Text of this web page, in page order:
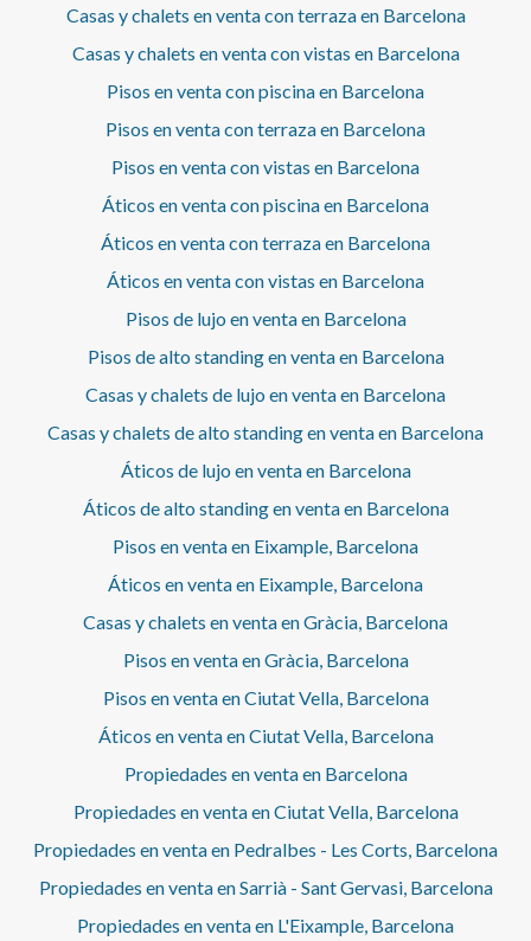
sereno y actual. El entorno ofrece el ritmo auténtico de
Gràcia, con comercios de proximidad, restaurantes y
servicios a pocos pasos, además de una excelente
conexión mediante metro y autobús. Es un punto de
Barcelona donde la vida diaria se hace cómoda: se puede
trabajar en el centro, volver caminando por calles
tranquilas y tener zonas verdes cerca para desconectar.
renunciar a cierta calma. Una oportunidad para estrenar
un piso de 3 habitaciones en Gràcia Nova, con luz natural,
entrega tras reforma, aProperties Real Estate te invita a
descubrir un hogar donde empezar una nueva etapa con
precio y disponibilidad bajo consulta. Las imágenes son
renders.
Casas y chalets en venta con terraza en Barcelona
Casas y chalets en venta con vistas en Barcelona
Pisos en venta con piscina en Barcelona
Pisos en venta con terraza en Barcelona
Pisos en venta con vistas en Barcelona
Áticos en venta con piscina en Barcelona
Áticos en venta con terraza en Barcelona
Áticos en venta con vistas en Barcelona
Pisos de lujo en venta en Barcelona
Pisos de alto standing en venta en Barcelona
Casas y chalets de lujo en venta en Barcelona
Casas y chalets de alto standing en venta en Barcelona
Áticos de lujo en venta en Barcelona
Áticos de alto standing en venta en Barcelona
Pisos en venta en Eixample, Barcelona
Áticos en venta en Eixample, Barcelona
Casas y chalets en venta en Gràcia, Barcelona
Pisos en venta en Gràcia, Barcelona
Pisos en venta en Ciutat Vella, Barcelona
Áticos en venta en Ciutat Vella, Barcelona
Propiedades en venta en Barcelona
Propiedades en venta en Ciutat Vella, Barcelona
Propiedades en venta en Pedralbes - Les Corts, Barcelona
Propiedades en venta en Sarrià - Sant Gervasi, Barcelona
Propiedades en venta en L'Eixample, Barcelona